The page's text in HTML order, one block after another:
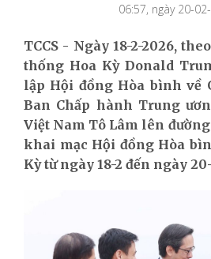
06:57, ngày 20-
TCCS - Ngày 18-2-2026,
thống Hoa Kỳ Donald
lập Hội đồng Hòa bình về
Ban Chấp hành Trung
Việt Nam Tô Lâm lên
khai mạc Hội đồng Hòa
Kỳ từ ngày 18-2 đến ngày